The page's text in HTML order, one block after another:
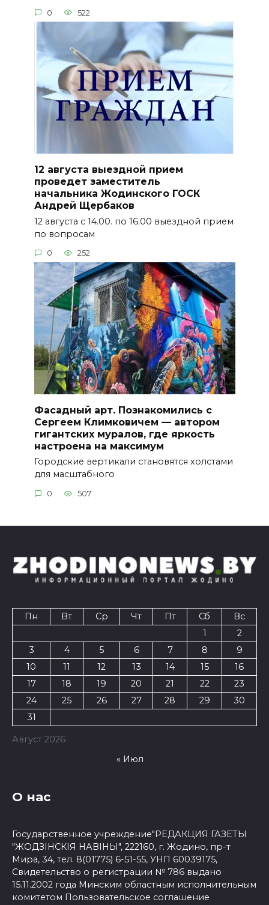
0 522
12 августа выездной прием
проведет заместитель
начальника Жодинского ГОСК
Андрей Щербаков
12 августа с 14.00. по 16.00 выездной прием
по вопросам
0 252
Фасадный арт. Познакомились с
Сергеем Климковичем — автором
гигантских муралов, где яркость
настроена на максимум
Городские вертикали становятся холстами
для масштабного
0 507
Август 2026
Пн Вт Ср Чт Пт Сб
Вс
1
2
3
4 5 6 7 8
9
10
11 12 13 14 15
16
17
18 19 20 21 22
23
24
25 26 27 28 29
30
31
« Июл
О нас
Государственное учреждение"РЕДАКЦИЯ ГАЗЕТЫ
"ЖОДЗІНСКІЯ НАВІНЫ", 222160, г. Жодино, пр-т
Мира, 34, тел. 8(01775) 6-51-55, УНП 60039175,
Свидетельство о регистрации № 786 выдано
15.11.2002 года Минским областным исполнительным
комитетом Пользовательское соглашение